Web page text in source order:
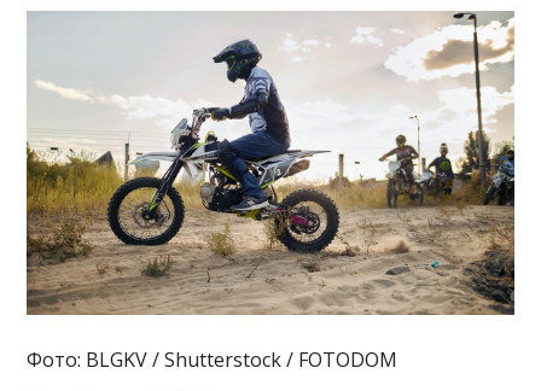
Фото: BLGKV / Shutterstock / FOTODOM